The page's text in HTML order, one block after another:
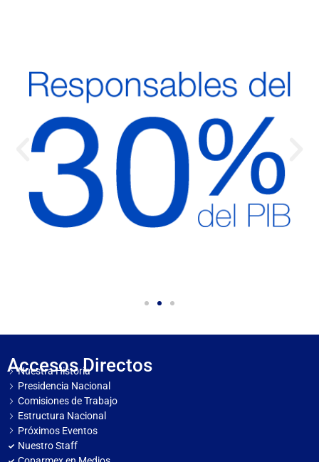
Accesos Directos
Nuestra Historia
Presidencia Nacional
Comisiones de Trabajo
Estructura Nacional
Próximos Eventos
Nuestro Staff